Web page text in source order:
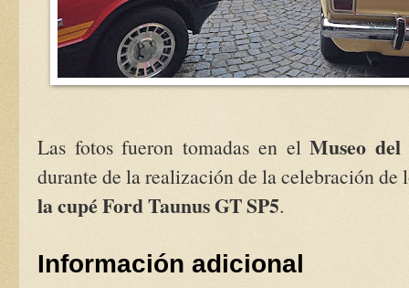
Las fotos fueron tomadas en elMuseo
durante de la realización de la celebración de
la cupé Ford Taunus GT SP5.
Información adicional